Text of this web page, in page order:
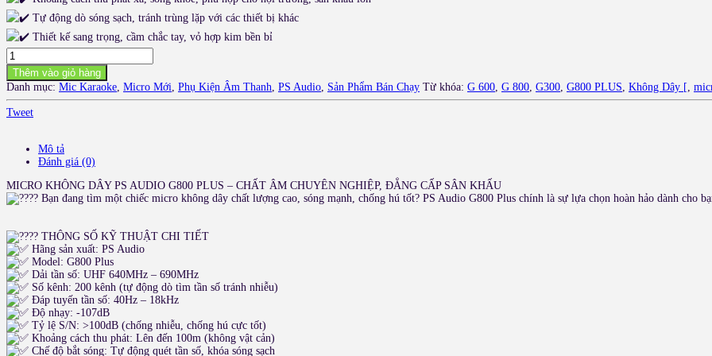
Tự động dò sóng sạch, tránh trùng lặp với các thiết bị khác
Thiết kế sang trọng, cầm chắc tay, vỏ hợp kim bền bỉ
MICRO
KHÔNG
DÂY
PS
AUDIO
G800
lượng
Thêm vào giỏ hàng
Danh mục: Mic Karaoke, Micro Mới, Phụ Kiện Âm Thanh, PS Audio, Sản Phẩm Bán Chạy Từ khóa: G 600, G 800, G300, G800 PLUS, Không Dây [,
Tweet
Mô tả
Đánh giá (0)
MICRO KHÔNG DÂY PS AUDIO G800 PLUS – CHẤT ÂM CHUYÊN NGHIỆP, ĐẲNG CẤP SÂN KHẤU
Bạn đang tìm một chiếc micro không dây chất lượng cao, sóng mạnh, chống hú tốt? PS Audio G800 Plus chính là sự lựa chọn hoàn hảo dành cho
THÔNG SỐ KỸ THUẬT CHI TIẾT
Hãng sản xuất: PS Audio
Model: G800 Plus
Dải tần số: UHF 640MHz – 690MHz
Số kênh: 200 kênh (tự động dò tìm tần số tránh nhiễu)
Đáp tuyến tần số: 40Hz – 18kHz
Độ nhạy: -107dB
Tỷ lệ S/N: >100dB (chống nhiễu, chống hú cực tốt)
Khoảng cách thu phát: Lên đến 100m (không vật cản)
Chế độ bắt sóng: Tự động quét tần số, khóa sóng sạch